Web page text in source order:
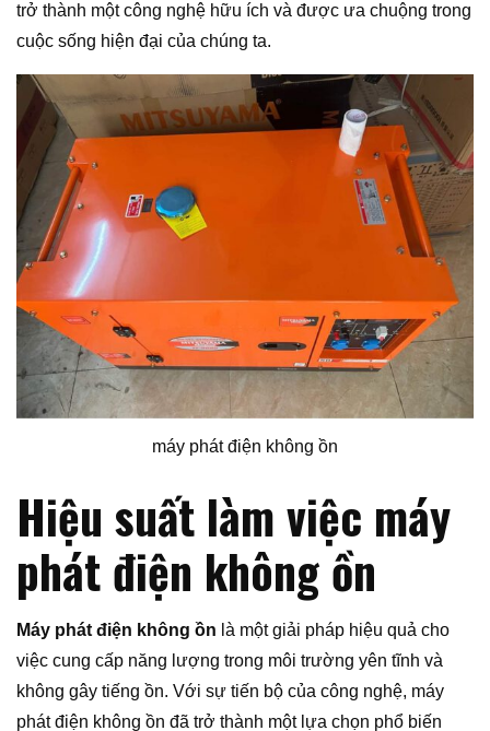
trở thành một công nghệ hữu ích và được ưa chuộng trong
cuộc sống hiện đại của chúng ta.
máy phát điện không ồn
Hiệu suất làm việc máy
phát điện không ồn
Máy phát điện không ồn là một giải pháp hiệu quả cho
việc cung cấp năng lượng trong môi trường yên tĩnh và
không gây tiếng ồn. Với sự tiến bộ của công nghệ, máy
phát điện không ồn đã trở thành một lựa chọn phổ biến